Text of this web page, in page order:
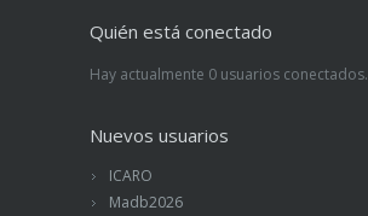
Quién está conectado
Hay actualmente 0 usuarios conectados.
Nuevos usuarios
ICARO
Madb2026